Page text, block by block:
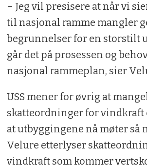
– Jeg vil presisere at når vi
til nasjonal ramme mangler
begrunnelser for en storstilt
går det på prosessen og
nasjonal rammeplan, sier
USS mener for øvrig at
skatteordninger for vindkraft
at utbyggingene nå møter så
Velure etterlyser
vindkraft som kommer